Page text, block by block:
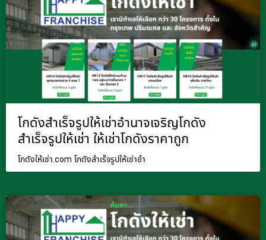
โกดังสำเร็จรูปให้เช่าอำนาจเจริญโกดัง
สำเร็จรูปให้เช่า ให้เช่าโกดังราคาถูก
โกดังให้เช่า.com โกดังสำเร็จรูปให้เช่าอำ